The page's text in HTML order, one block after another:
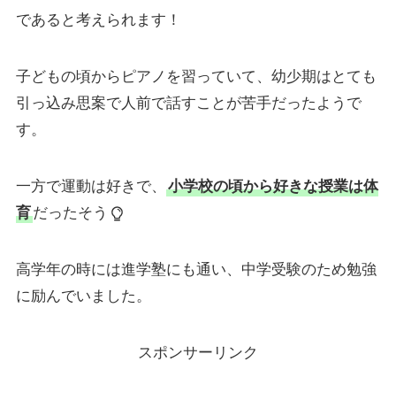
であると考えられます！
子どもの頃からピアノを習っていて、幼少期はとても
引っ込み思案で人前で話すことが苦手だったようで
す。
一方で運動は好きで、
小学校の頃から好きな授業は体
育だったそう
高学年の時には進学塾にも通い、中学受験のため勉強
に励んでいました。
スポンサーリンク